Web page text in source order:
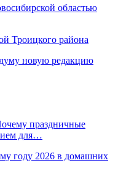
областью
Троицкого района
новую редакцию
праздничные
для…
году 2026 в домашних